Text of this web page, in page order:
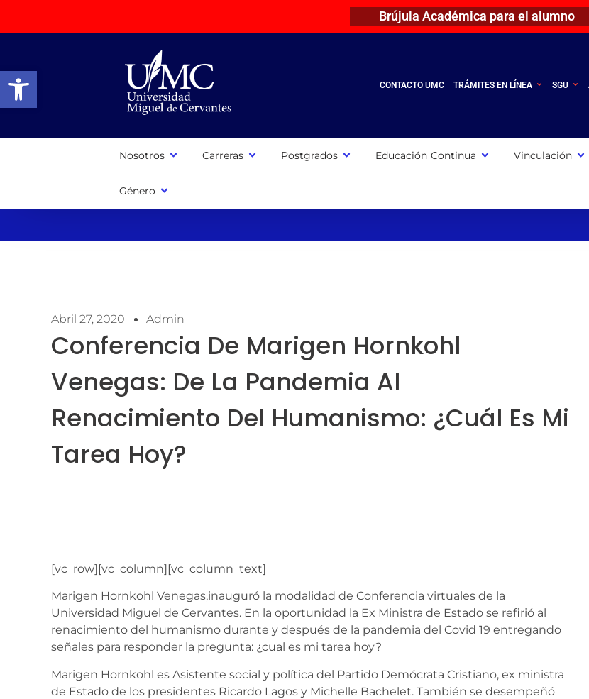
Abrir barra de herramientas
Brújula Académica para el alumno
CONTACTO UMC TRÁMITES EN LÍNEA SGU
Nosotros Carreras Postgrados Educación Continua Vinculación
Género
Abril 27, 2020 Admin
Conferencia De Marigen Hornkohl
Venegas: De La Pandemia Al
Renacimiento Del Humanismo: ¿Cuál Es Mi
Tarea Hoy?
[vc_row][vc_column][vc_column_text]
Marigen Hornkohl Venegas,inauguró la modalidad de Conferencia virtuales de la
Universidad Miguel de Cervantes. En la oportunidad la Ex Ministra de Estado se refirió al
renacimiento del humanismo durante y después de la pandemia del Covid 19 entregando
señales para responder la pregunta: ¿cual es mi tarea hoy?
Marigen Hornkohl es Asistente social y política del Partido Demócrata Cristiano, ex ministra
de Estado de los presidentes Ricardo Lagos y Michelle Bachelet. También se desempeñó